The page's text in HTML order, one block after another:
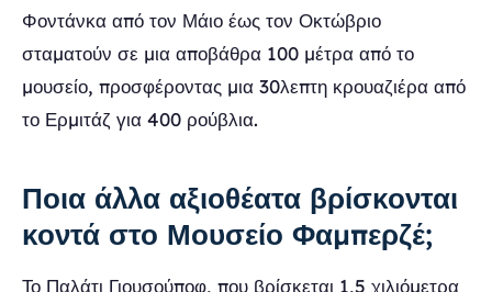
Φοντάνκα από τον Μάιο έως τον Οκτώβριο
σταματούν σε μια αποβάθρα 100 μέτρα από το
μουσείο, προσφέροντας μια 30λεπτη κρουαζιέρα από
το Ερμιτάζ για 400 ρούβλια.
Ποια άλλα αξιοθέατα βρίσκονται
κοντά στο Μουσείο Φαμπερζέ;
Το Παλάτι Γιουσούποφ, που βρίσκεται 1,5 χιλιόμετρα